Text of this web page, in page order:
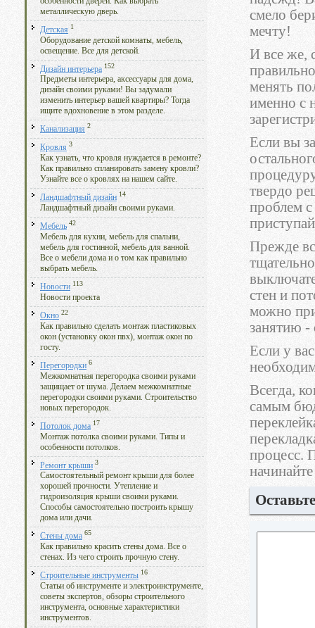
металлическую дверь.
Детская 1
Оборудование детской комнаты, мебель,
освещение. Все для детской.
Дизайн интерьера 152
Предметы интерьера, аксессуары для дома,
дизайн своими руками! Вы задумали
изменить интерьер вашей квартиры? Тогда
ищите вдохновение в этом разделе.
Канализация 2
Кровля 3
Как узнать, что кровля нуждается в ремонте?
Как правильно спланировать замену кровли?
Узнайте все о кровлях на нашем сайте.
Ландшафтный дизайн 14
Ландшафтный дизайн своими руками.
Мебель 42
Мебель для кухни, мебель для спальни,
мебель для гостинной, мебель для ванной.
Все о мебели дома и о том как правильно
выбрать мебель.
Новости 113
Новости проекта
Окно 22
Как правильно сделать монтаж пластиковых
окон (установку окон пвх), монтаж окон по
госту.
Перегородки 6
Межкомнатная перегородка своими руками
защищает от шума. Делаем межкомнатные
перегородки своими руками. Строительство
новых перегородок.
Потолок дома 17
Монтаж потолка своими руками. Типы и
особенности потолков.
Ремонт крыши 3
Самостоятельный ремонт крыши для более
хорошей прочности. Утепление и
гидроизоляция крыши своими руками.
Способы самостоятельно построить крышу
дома или дачи.
Стены дома 65
Как правильно красить стены дома. Все о
стенах. Из чего строить прочную стену.
Строительные инструменты 16
Статьи об инструменте и электроинструменте,
советы экспертов, обзоры строительного
инструмента, основные характеристики
инструментов.
смело
мечту!
И все же,
менять
именно с
Если вы
твердо
проблем
Прежде
стен и
можно
занятию -
Если у
Всегда,
самым
процесс.